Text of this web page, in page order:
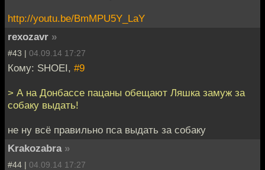
http://youtu.be/BmMPU5Y_LaY
rexozavr »
#43 | 04.09.14 17:27
Кому: SHOEI, #9
> А на Донбассе пацаны обещают Ляшка замуж за
собаку выдать!
не ну всё правильно пса выдать за собаку
Krakozabra »
#44 | 04.09.14 17:27